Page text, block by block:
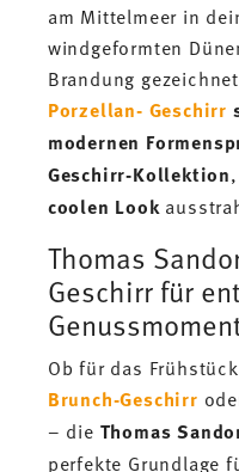
am Mittelmeer in
windgeformten
Brandung
Porzellan- Geschirr
modernen
Geschirr-Kollektion
coolen Look
Thomas
Geschirr für
Ob für das
Brunch-Geschirr
– die Thomas
perfekte Grundlage